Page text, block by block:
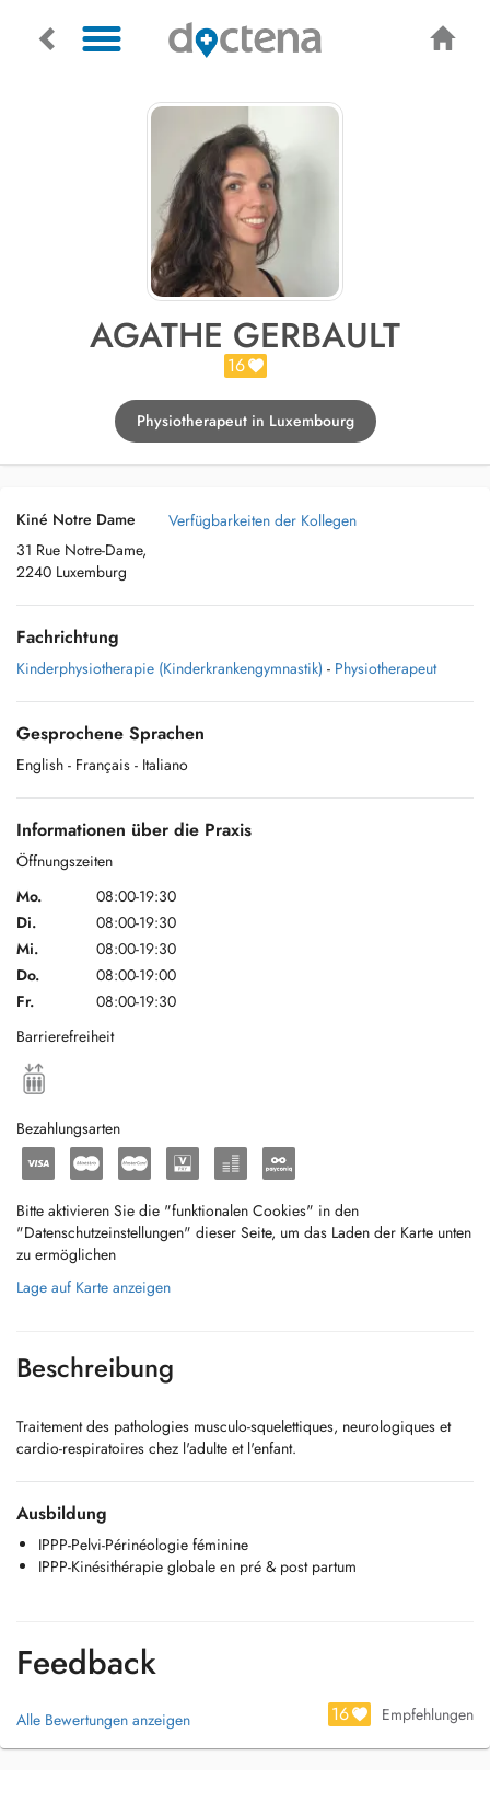
AGATHE GERBAULT
16
Physiotherapeut in Luxembourg
Kiné Notre Dame
31 Rue Notre-Dame,
2240 Luxemburg
Verfügbarkeiten der Kollegen
Fachrichtung
Kinderphysiotherapie (Kinderkrankengymnastik) - Physiotherapeut
Gesprochene Sprachen
English - Français - Italiano
Informationen über die Praxis
Öffnungszeiten
Mo.
08:00-19:30
Di.
08:00-19:30
Mi.
08:00-19:30
Do.
08:00-19:00
Fr.
08:00-19:30
Barrierefreiheit
Bezahlungsarten
Bitte aktivieren Sie die "funktionalen Cookies" in den
"Datenschutzeinstellungen" dieser Seite, um das Laden der Karte unten
zu ermöglichen
Lage auf Karte anzeigen
Beschreibung
Traitement des pathologies musculo-squelettiques, neurologiques et
cardio-respiratoires chez l'adulte et l'enfant.
Ausbildung
IPPP-Pelvi-Périnéologie féminine
IPPP-Kinésithérapie globale en pré & post partum
Feedback
Alle Bewertungen anzeigen 16 Empfehlungen